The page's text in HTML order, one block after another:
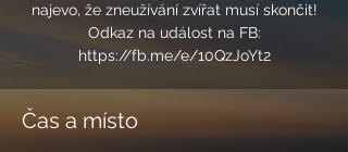
najevo, že zneužívání zvířat musí skončit!
Odkaz na událost na FB:
https://fb.me/e/10QzJoYt2
Čas a místo